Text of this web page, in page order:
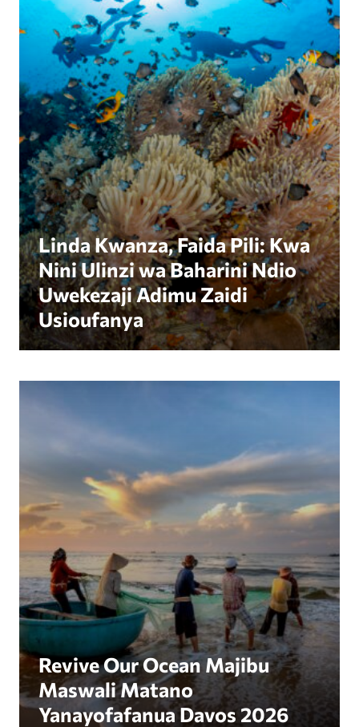
Linda Kwanza, Faida Pili: Kwa
Nini Ulinzi wa Baharini Ndio
Uwekezaji Adimu Zaidi
Usioufanya
Revive Our Ocean Majibu
Maswali Matano
Yanayofafanua Davos 2026